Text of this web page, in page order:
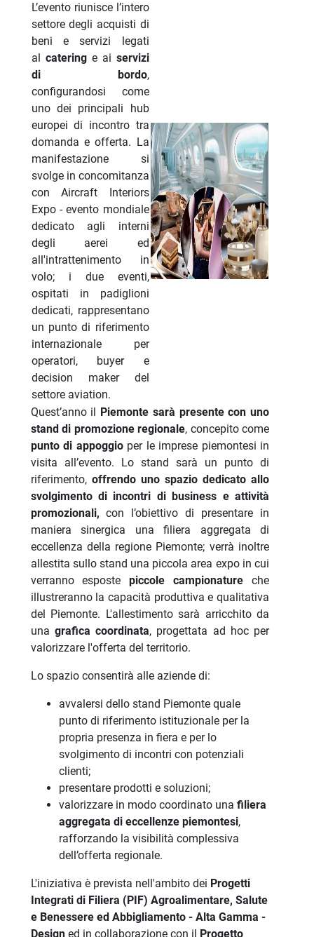
L’evento riunisce l’intero
settore degli acquisti di
beni e servizi legati
al cateringe ai servizi
di bordo,
configurandosi come
uno dei principali hub
europei di incontro tra
domanda e offerta. La
manifestazione si
svolge in concomitanza
con Aircraft Interiors
Expo - evento mondiale
dedicato agli interni
degli aerei ed
all'intrattenimento in
volo; i due eventi,
ospitati in padiglioni
dedicati, rappresentano
un punto di riferimento
internazionale per
operatori, buyer e
decision maker del
settore aviation.
Quest’anno il
Piemonte sarà presente con uno
stand di promozione regionale, concepito come
punto di appoggio per le imprese piemontesi in
visita all’evento. Lo stand sarà un punto di
riferimento, offrendo uno spazio dedicato allo
svolgimento di incontri di business e attività
promozionali, con l’obiettivo di presentare in
maniera sinergica una filiera aggregata di
eccellenza della regione Piemonte; verrà inoltre
allestita sullo stand una piccola area expo in cui
verranno espostepiccole campionature che
illustreranno la capacità produttiva e qualitativa
del Piemonte. L'allestimento sarà arricchito da
una grafica coordinata, progettata ad hoc per
valorizzare l'offerta del territorio.
Lo spazio consentirà alle aziende di:
avvalersi dello stand Piemonte quale
punto di riferimento istituzionale per la
propria presenza in fiera e per lo
svolgimento di incontri con potenziali
clienti;
presentare prodotti e soluzioni;
valorizzare in modo coordinato una filiera
aggregata di eccellenze piemontesi,
rafforzando la visibilità complessiva
dell’offerta regionale.
L'iniziativa è prevista nell'ambito dei Progetti
Integrati di Filiera (PIF) Agroalimentare, Salute
e Benessere ed Abbigliamento - Alta Gamma -
Design ed in collaborazione con il
Progetto